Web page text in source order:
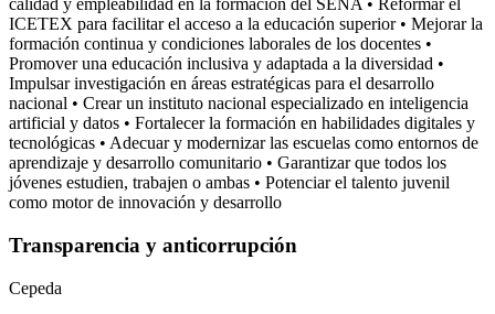
calidad y empleabilidad en la formación del SENA • Reformar el
ICETEX para facilitar el acceso a la educación superior • Mejorar la
formación continua y condiciones laborales de los docentes •
Promover una educación inclusiva y adaptada a la diversidad •
Impulsar investigación en áreas estratégicas para el desarrollo
nacional • Crear un instituto nacional especializado en inteligencia
artificial y datos • Fortalecer la formación en habilidades digitales y
tecnológicas • Adecuar y modernizar las escuelas como entornos de
aprendizaje y desarrollo comunitario • Garantizar que todos los
jóvenes estudien, trabajen o ambas • Potenciar el talento juvenil
como motor de innovación y desarrollo
Transparencia y anticorrupción
Cepeda